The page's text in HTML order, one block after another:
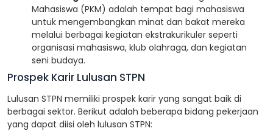
Mahasiswa (PKM) adalah tempat bagi mahasiswa
untuk mengembangkan minat dan bakat mereka
melalui berbagai kegiatan ekstrakurikuler seperti
organisasi mahasiswa, klub olahraga, dan kegiatan
seni budaya.
Prospek Karir Lulusan STPN
Lulusan STPN memiliki prospek karir yang sangat baik di
berbagai sektor. Berikut adalah beberapa bidang pekerjaan
yang dapat diisi oleh lulusan STPN: